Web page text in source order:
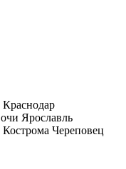
Краснодар
Ярославль
Кострома Череповец